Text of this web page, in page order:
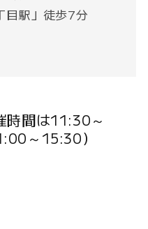
目駅」徒歩7分
時間は11:30～
～15:30）